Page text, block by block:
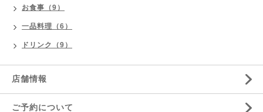
お食事（9）
一品料理（6）
ドリンク（9）
店舗情報
ご予約について